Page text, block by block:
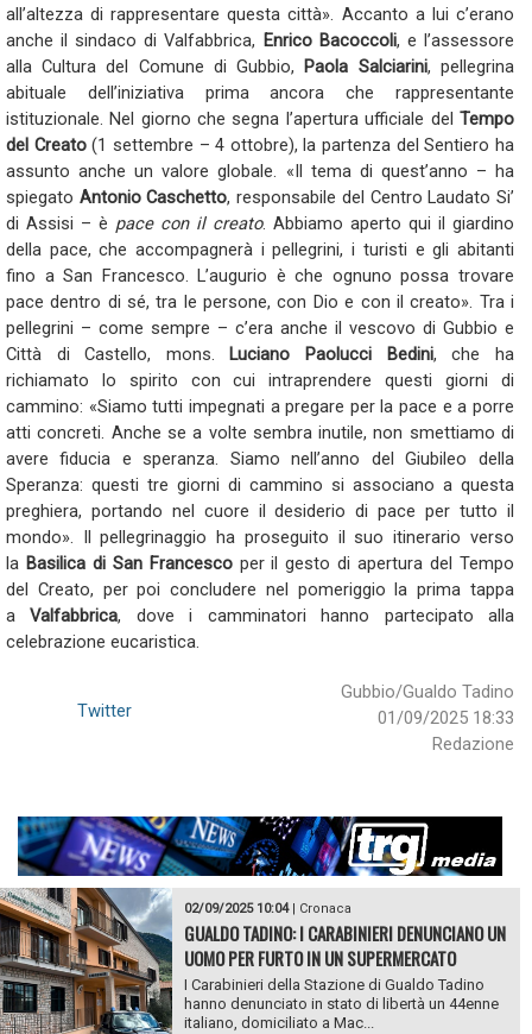
all’altezza di rappresentare questa città». Accanto a lui c’erano
anche il sindaco di Valfabbrica, Enrico Bacoccoli, e l’assessore
alla Cultura del Comune di Gubbio, Paola Salciarini, pellegrina
abituale dell’iniziativa prima ancora che rappresentante
istituzionale. Nel giorno che segna l’apertura ufficiale del Tempo
del Creato(1 settembre – 4 ottobre), la partenza del Sentiero ha
assunto anche un valore globale. «Il tema di quest’anno – ha
spiegato Antonio Caschetto, responsabile del Centro Laudato Si’
di Assisi – è pace con il creato. Abbiamo aperto qui il giardino
della pace, che accompagnerà i pellegrini, i turisti e gli abitanti
fino a San Francesco. L’augurio è che ognuno possa trovare
pace dentro di sé, tra le persone, con Dio e con il creato». Tra i
pellegrini – come sempre – c’era anche il vescovo di Gubbio e
Città di Castello, mons. Luciano Paolucci Bedini, che ha
richiamato lo spirito con cui intraprendere questi giorni di
cammino: «Siamo tutti impegnati a pregare per la pace e a porre
atti concreti. Anche se a volte sembra inutile, non smettiamo di
avere fiducia e speranza. Siamo nell’anno del Giubileo della
Speranza: questi tre giorni di cammino si associano a questa
preghiera, portando nel cuore il desiderio di pace per tutto il
mondo». Il pellegrinaggio ha proseguito il suo itinerario verso
la Basilica di San Francescoper il gesto di apertura del Tempo
del Creato, per poi concludere nel pomeriggio la prima tappa
aValfabbrica, dove i camminatori hanno partecipato alla
celebrazione eucaristica.
Gubbio/Gualdo Tadino
01/09/2025 18:33
Redazione
Twitter
02/09/2025 10:04| Cronaca
GUALDO TADINO: I CARABINIERI DENUNCIANO UN
UOMO PER FURTO IN UN SUPERMERCATO
I Carabinieri della Stazione di Gualdo Tadino
hanno denunciato in stato di libertà un 44enne
italiano, domiciliato a Mac...